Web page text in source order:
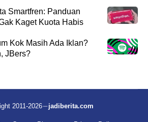
Smartfren: Panduan
Kaget Kuota Habis
Kok Masih Ada Iklan?
JBers?
2011-2026 jadiberita.com